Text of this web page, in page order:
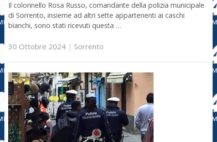
Il colonnello Rosa Russo, comandante della polizia municipale
di Sorrento, insieme ad altri sette appartenenti ai caschi
bianchi, sono stati ricevuti questa …
30 Ottobre 2024| Sorrento